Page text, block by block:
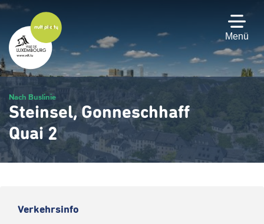
Zum
Hauptinhalt
gehen
Menü
Nach Buslinie
Steinsel, Gonneschhaff
Quai 2
Verkehrsinfo